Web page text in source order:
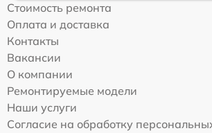
Стоимость ремонта
Оплата и доставка
Контакты
Вакансии
О компании
Ремонтируемые модели
Наши услуги
Согласие на обработку